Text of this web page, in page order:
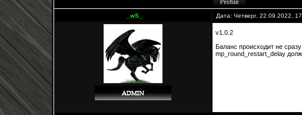
_wS_ Дата: Четверг, 22.09.2022,
v1.0.2
Баланс происходит не
mp_round_restart_delay